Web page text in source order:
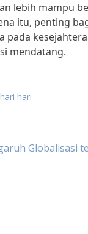
lebih mampu
itu, penting
mendatang.
hari
Globalisasi